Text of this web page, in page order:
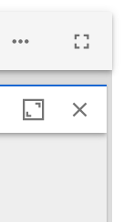
Joachimi, abbatis Florensis, expositio in libro Apocalipsis